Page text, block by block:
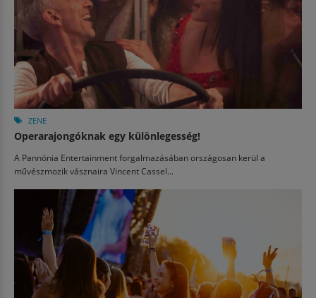
ZENE
Operarajongóknak egy különlegesség!
A Pannónia Entertainment forgalmazásában országosan kerül a
művészmozik vásznaira Vincent Cassel...